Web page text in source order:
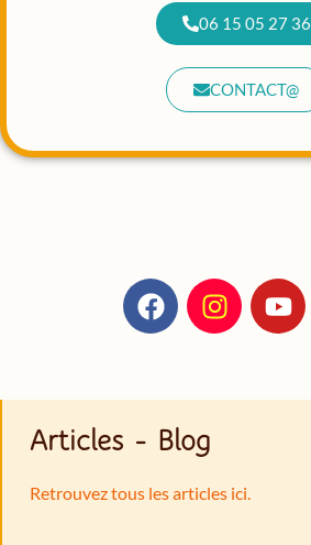
06 15 05 27 36
CONTACT@
Articles - Blog
Retrouvez tous les articles ici.